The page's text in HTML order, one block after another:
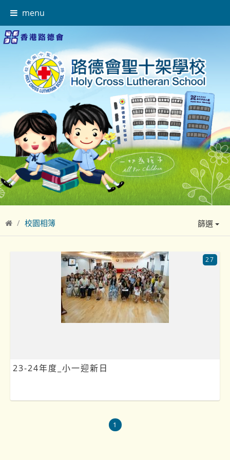
menu
校園相簿 篩選
23-24年度_小一迎新日
27
1